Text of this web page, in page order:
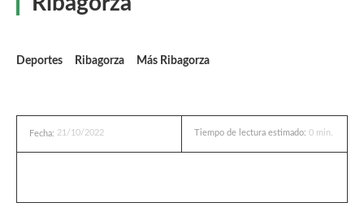
Deportes Ribagorza Más Ribagorza
Fecha: 21/10/2022 Tiempo de lectura estimado: 0 min.